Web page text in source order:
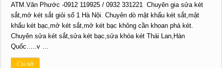
ATM.Văn Phước -0912 119925 / 0932 331221 Chuyên gia sửa két
sắt,mở két sắt giỏi số 1 Hà Nội. Chuyên dò mật khẩu két sắt,mật
khẩu két bạc,mở két sắt,mở két bạc không cần khoan phá két.
Chuyên sửa két sắt,sửa két bạc,sửa khóa két Thái Lan,Hàn
Quốc…..v …
Chi tiết